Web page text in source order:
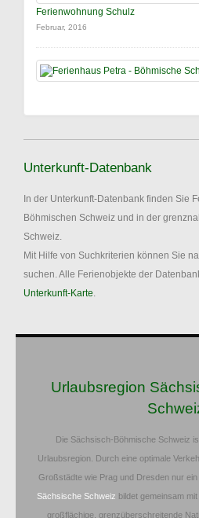
Ferienwohnung Schulz
Februar, 2016
Unterkunft-Datenbank
In der Unterkunft-Datenbank finden Sie
Böhmischen Schweiz und in der
Schweiz.
Mit Hilfe von Suchkriterien können Sie
suchen. Alle Ferienobjekte der
Unterkunft-Karte.
Urlaubsregion
Die Sächsisch-Böhmische Schweiz
Urlaubsregion. Durch eine optimale
Großstädte wie Prag und Dresden nur
Sächsische Schweiz bildet gemeinsam mit
großflächige, grenzüberschreitende